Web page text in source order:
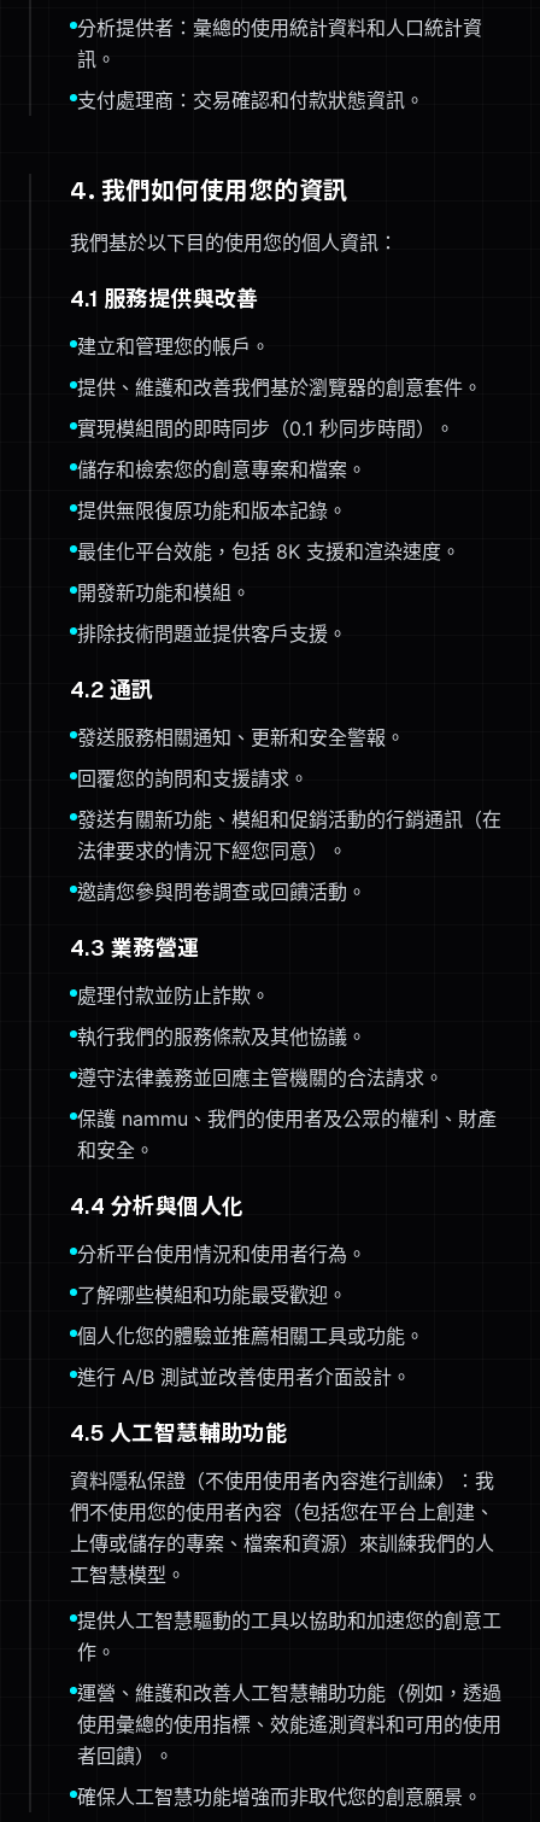
分析提供者：彙總的使用統計資料和人口統計資
訊。
支付處理商：交易確認和付款狀態資訊。
4. 我們如何使用您的資訊
我們基於以下目的使用您的個人資訊：
4.1 服務提供與改善
建立和管理您的帳戶。
提供、維護和改善我們基於瀏覽器的創意套件。
實現模組間的即時同步（0.1 秒同步時間）。
儲存和檢索您的創意專案和檔案。
提供無限復原功能和版本記錄。
最佳化平台效能，包括 8K 支援和渲染速度。
開發新功能和模組。
排除技術問題並提供客戶支援。
4.2 通訊
發送服務相關通知、更新和安全警報。
回覆您的詢問和支援請求。
發送有關新功能、模組和促銷活動的行銷通訊（在
法律要求的情況下經您同意）。
邀請您參與問卷調查或回饋活動。
4.3 業務營運
處理付款並防止詐欺。
執行我們的服務條款及其他協議。
遵守法律義務並回應主管機關的合法請求。
保護 nammu、我們的使用者及公眾的權利、財產
和安全。
4.4 分析與個人化
分析平台使用情況和使用者行為。
了解哪些模組和功能最受歡迎。
個人化您的體驗並推薦相關工具或功能。
進行 A/B 測試並改善使用者介面設計。
4.5 人工智慧輔助功能
資料隱私保證（不使用使用者內容進行訓練）：我
們不使用您的使用者內容（包括您在平台上創建、
上傳或儲存的專案、檔案和資源）來訓練我們的人
工智慧模型。
提供人工智慧驅動的工具以協助和加速您的創意工
作。
運營、維護和改善人工智慧輔助功能（例如，透過
使用彙總的使用指標、效能遙測資料和可用的使用
者回饋）。
確保人工智慧功能增強而非取代您的創意願景。